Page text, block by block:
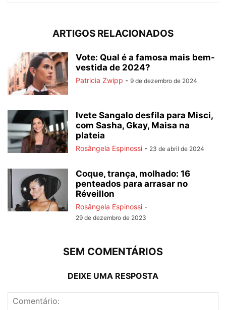
ARTIGOS RELACIONADOS
Vote: Qual é a famosa mais bem-
vestida de 2024?
Patricia Zwipp - 9 de dezembro de 2024
Ivete Sangalo desfila para Misci,
com Sasha, Gkay, Maisa na
plateia
Rosângela Espinossi - 23 de abril de 2024
Coque, trança, molhado: 16
penteados para arrasar no
Réveillon
Rosângela Espinossi -
29 de dezembro de 2023
SEM COMENTÁRIOS
DEIXE UMA RESPOSTA